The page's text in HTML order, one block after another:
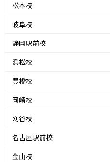
松本校
岐阜校
静岡駅前校
浜松校
豊橋校
岡崎校
刈谷校
名古屋駅前校
金山校